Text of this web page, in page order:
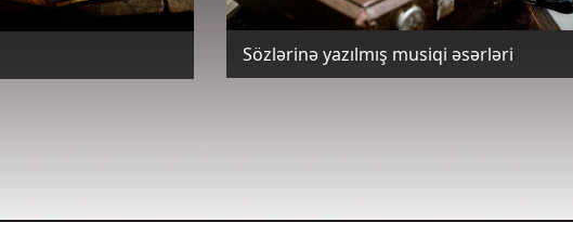
Sözlərinə yazılmış musiqi əsərləri